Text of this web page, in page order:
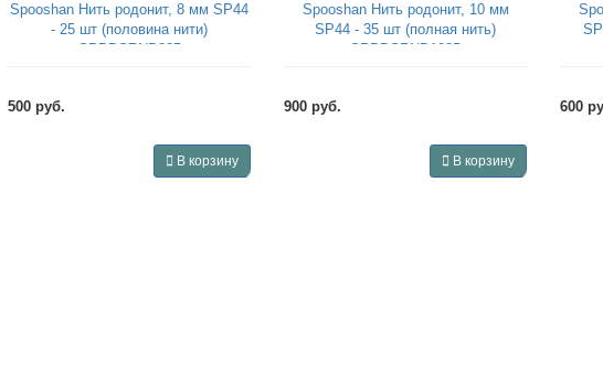
Spooshan Нить родонит, 8 мм SP44
- 25 шт (половина нити)
SPBDSRNB825
500 руб.
В корзину
Spooshan Нить родонит, 10 мм
SP44 - 35 шт (полная нить)
SPBDSRNB1035
900 руб.
В корзину
600